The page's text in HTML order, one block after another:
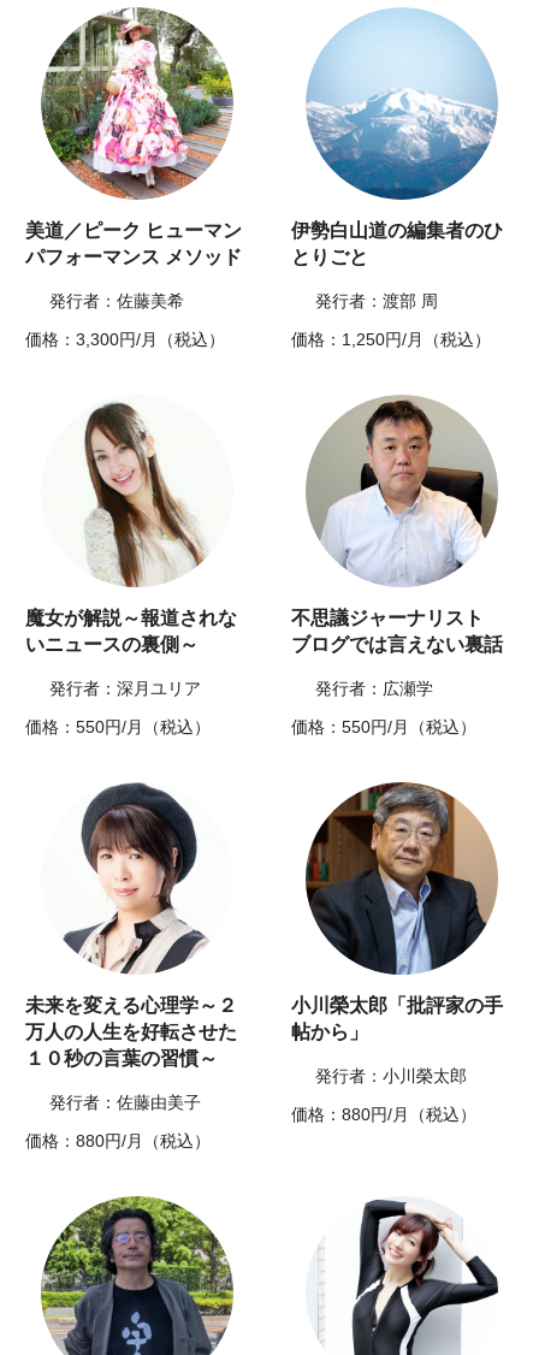
美道／ピーク ヒューマン
パフォーマンス メソッド
発行者：佐藤美希
価格：3,300円/月（税込）
伊勢白山道の編集者のひ
とりごと
発行者：渡部 周
価格：1,250円/月（税込）
魔女が解説～報道されな
いニュースの裏側～
発行者：深月ユリア
価格：550円/月（税込）
不思議ジャーナリスト
ブログでは言えない裏話
発行者：広瀬学
価格：550円/月（税込）
未来を変える心理学～２
万人の人生を好転させた
１０秒の言葉の習慣～
発行者：佐藤由美子
価格：880円/月（税込）
小川榮太郎「批評家の手
帖から」
発行者：小川榮太郎
価格：880円/月（税込）